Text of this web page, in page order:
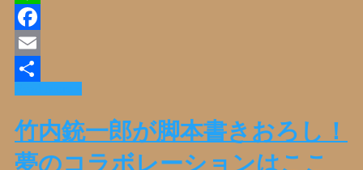
Line
Facebook
Email
共
有
竹内銃一郎が脚本書きおろし！
夢のコラボレーションはここ